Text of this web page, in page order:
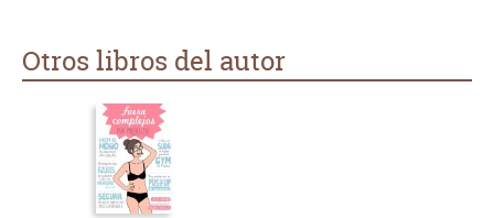
Otros libros del autor